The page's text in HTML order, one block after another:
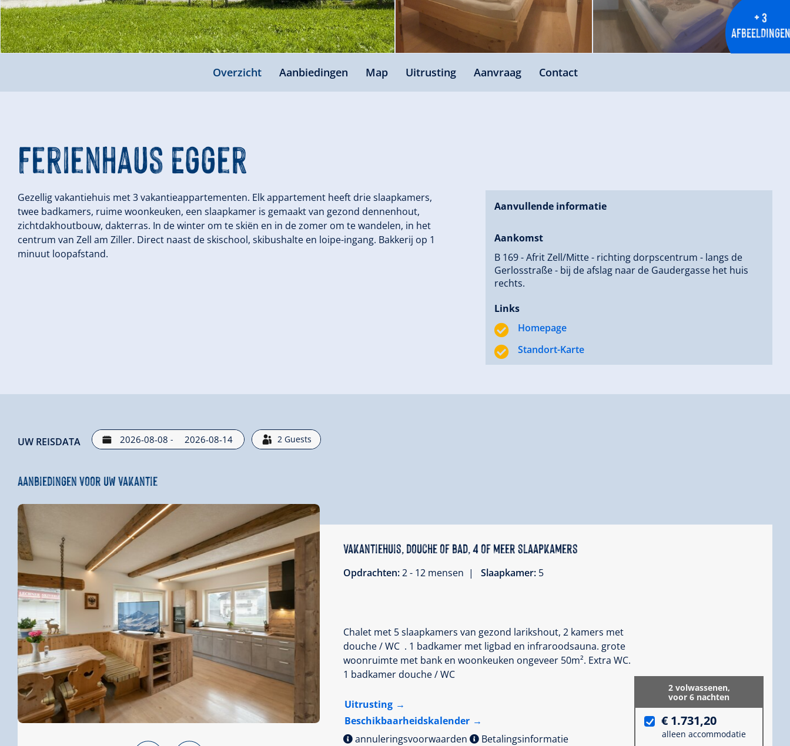
+ 3
AFBEELDINGEN
Overzicht Aanbiedingen Map Uitrusting Aanvraag Contact
Ferienhaus Egger
Gezellig vakantiehuis met 3 vakantieappartementen. Elk appartement heeft drie slaapkamers,
twee badkamers, ruime woonkeuken, een slaapkamer is gemaakt van gezond dennenhout,
zichtdakhoutbouw, dakterras. In de winter om te skiën en in de zomer om te wandelen, in het
centrum van Zell am Ziller. Direct naast de skischool, skibushalte en loipe-ingang. Bakkerij op 1
minuut loopafstand.
Aanvullende informatie
Aankomst
B 169 - Afrit Zell/Mitte - richting dorpscentrum - langs de
Gerlosstraße - bij de afslag naar de Gaudergasse het huis
rechts.
Links
Homepage
Standort-Karte
UW REISDATA - 2 Guests
Aanbiedingen voor uw vakantie
Vakantiehuis, douche of bad, 4 of meer slaapkamers
Opdrachten:2 - 12 mensen | Slaapkamer: 5
Chalet met 5 slaapkamers van gezond larikshout, 2 kamers met
douche / WC . 1 badkamer met ligbad en infraroodsauna. grote
woonruimte met bank en woonkeuken ongeveer 50m². Extra WC.
1 badkamer douche / WC
Uitrusting
Beschikbaarheidskalender
annuleringsvoorwaarden
Betalingsinformatie
2 volwassenen,
voor 6 nachten
€ 1.731,20
alleen accommodatie